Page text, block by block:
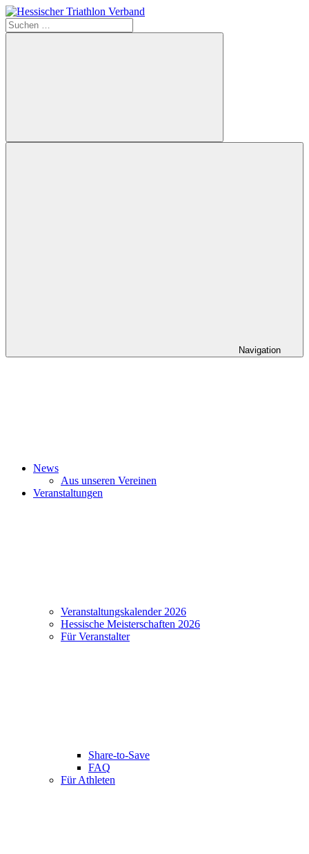
Zum
Inhalt
springen
Hessischer
Suchen
nach:
Suchen
Navigation
News
Aus unseren Vereinen
Veranstaltungen
Veranstaltungskalender 2026
Hessische Meisterschaften 2026
Für Veranstalter
Share-to-Save
FAQ
Für Athleten